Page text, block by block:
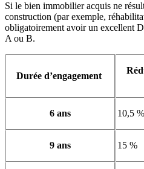
Si le bien immobilier acquis ne
construction (par exemple,
obligatoirement avoir un excellent
A ou B.
Durée d’engagement
6 ans 10,5 %
9 ans 15 %